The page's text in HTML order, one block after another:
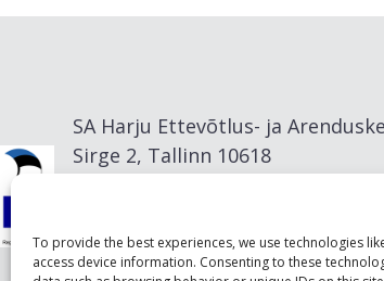
To provide the best experiences, we use technologies
access device information. Consenting to these
SA Harju Ettevõtlus- ja
Sirge 2, Tallinn 10618